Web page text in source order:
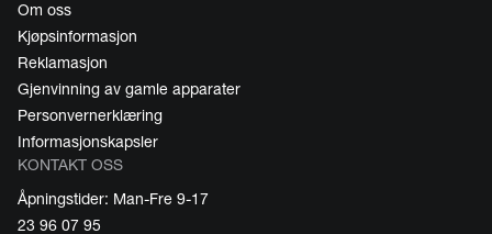
Om oss
Kjøpsinformasjon
Reklamasjon
Gjenvinning av gamle apparater
Personvernerklæring
Informasjonskapsler
KONTAKT OSS
Åpningstider: Man-Fre 9-17
23 96 07 95